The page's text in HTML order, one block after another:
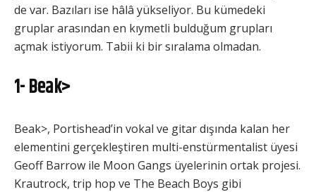
de var. Bazıları ise hâlâ yükseliyor. Bu kümedeki
gruplar arasından en kıymetli bulduğum grupları
açmak istiyorum. Tabii ki bir sıralama olmadan.
1- Beak>
Beak>, Portishead’in vokal ve gitar dışında kalan her
elementini gerçekleştiren multi-enstürmentalist üyesi
Geoff Barrow ile Moon Gangs üyelerinin ortak projesi.
Krautrock, trip hop ve The Beach Boys gibi